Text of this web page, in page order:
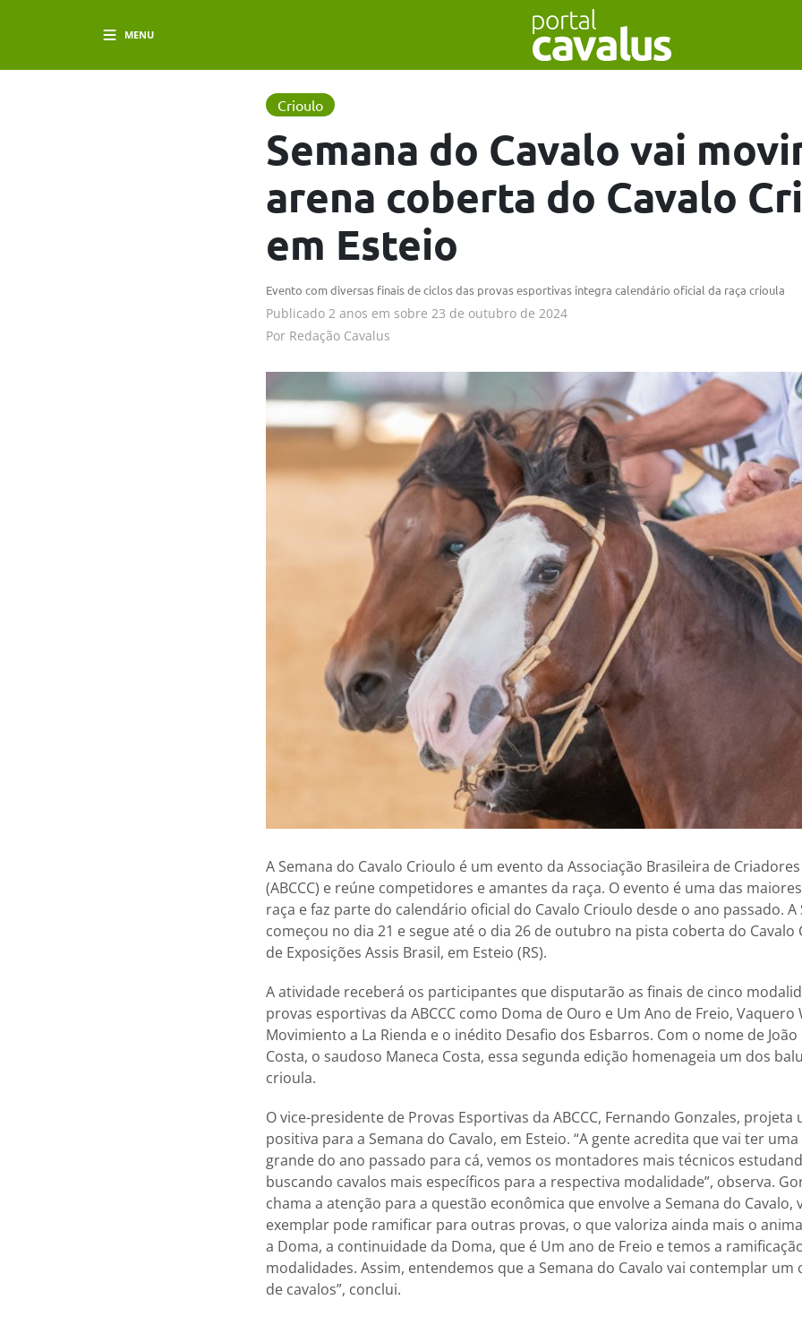
MENU
Crioulo
Semana do Cavalo vai
arena coberta do Cavalo
em Esteio
Evento com diversas finais de ciclos das provas esportivas integra calendário oficial da raça crioula
Publicado 2 anos em sobre 23 de outubro de 2024
Por Redação Cavalus
A Semana do Cavalo Crioulo é um evento da Associação Brasileira de
(ABCCC) e reúne competidores e amantes da raça. O evento é uma das
raça e faz parte do calendário oficial do Cavalo Crioulo desde o ano passado. A
começou no dia 21 e segue até o dia 26 de outubro na pista coberta do Cavalo
de Exposições Assis Brasil, em Esteio (RS).
A atividade receberá os participantes que disputarão as finais de cinco
provas esportivas da ABCCC como Doma de Ouro e Um Ano de Freio, Vaquero
Movimiento a La Rienda e o inédito Desafio dos Esbarros. Com o nome de
Costa, o saudoso Maneca Costa, essa segunda edição homenageia um dos
crioula.
O vice-presidente de Provas Esportivas da ABCCC, Fernando Gonzales, projeta
positiva para a Semana do Cavalo, em Esteio. “A gente acredita que vai ter
grande do ano passado para cá, vemos os montadores mais técnicos
buscando cavalos mais específicos para a respectiva modalidade”, observa.
chama a atenção para a questão econômica que envolve a Semana do Cavalo,
exemplar pode ramificar para outras provas, o que valoriza ainda mais o
a Doma, a continuidade da Doma, que é Um ano de Freio e temos a
modalidades. Assim, entendemos que a Semana do Cavalo vai contemplar um
de cavalos”, conclui.